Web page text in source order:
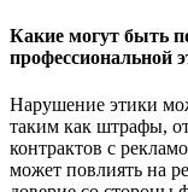
Какие могут быть
профессиональной
Нарушение этики
таким как штрафы,
контрактов с
может повлиять на